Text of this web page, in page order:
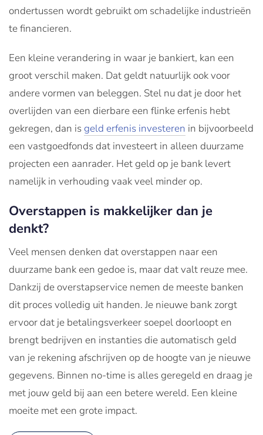
ondertussen wordt gebruikt om schadelijke industrieën
te financieren.
Een kleine verandering in waar je bankiert, kan een
groot verschil maken. Dat geldt natuurlijk ook voor
andere vormen van beleggen. Stel nu dat je door het
overlijden van een dierbare een flinke erfenis hebt
gekregen, dan isgeld erfenis investeren in bijvoorbeeld
een vastgoedfonds dat investeert in alleen duurzame
projecten een aanrader. Het geld op je bank levert
namelijk in verhouding vaak veel minder op.
Overstappen is makkelijker dan je
denkt?
Veel mensen denken dat overstappen naar een
duurzame bank een gedoe is, maar dat valt reuze mee.
Dankzij de overstapservice nemen de meeste banken
dit proces volledig uit handen. Je nieuwe bank zorgt
ervoor dat je betalingsverkeer soepel doorloopt en
brengt bedrijven en instanties die automatisch geld
van je rekening afschrijven op de hoogte van je nieuwe
gegevens. Binnen no-time is alles geregeld en draag je
met jouw geld bij aan een betere wereld. Een kleine
moeite met een grote impact.